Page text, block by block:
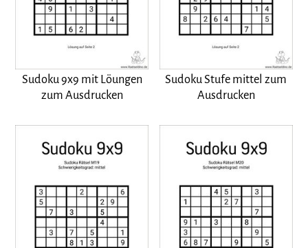
Sudoku 9x9 mit Löungen
zum Ausdrucken
Sudoku Stufe mittel zum
Ausdrucken